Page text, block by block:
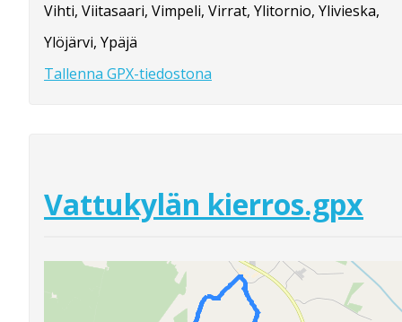
Vihti, Viitasaari, Vimpeli, Virrat, Ylitornio, Ylivieska,
Ylöjärvi, Ypäjä
Tallenna GPX-tiedostona
Vattukylän kierros.gpx